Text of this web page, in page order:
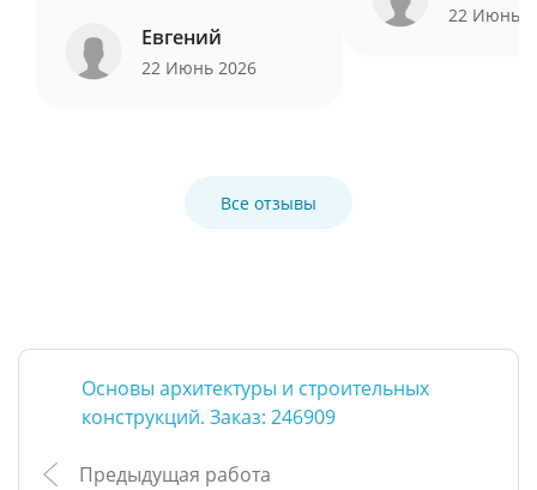
Евгений
22 Июнь 2026
22 Июнь
Все отзывы
Основы архитектуры и строительных
конструкций. Заказ: 246909
Предыдущая работа